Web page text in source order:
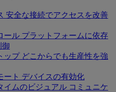
安全な接続でアクセスを改善
ール プラットフォームに依存
御
ップ どこからでも生産性を強
ート デバイスの有効化
イムのビジュアル コミュニケ